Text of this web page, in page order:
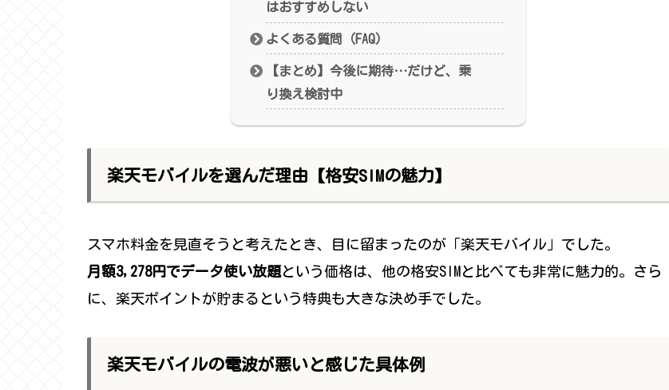
はおすすめしない
よくある質問（FAQ）
【まとめ】今後に期待…だけど、乗
り換え検討中
楽天モバイルを選んだ理由【格安SIMの魅力】
スマホ料金を見直そうと考えたとき、目に留まったのが「楽天モバイル」でした。
月額3,278円でデータ使い放題という価格は、他の格安SIMと比べても非常に魅力的。さら
に、楽天ポイントが貯まるという特典も大きな決め手でした。
楽天モバイルの電波が悪いと感じた具体例